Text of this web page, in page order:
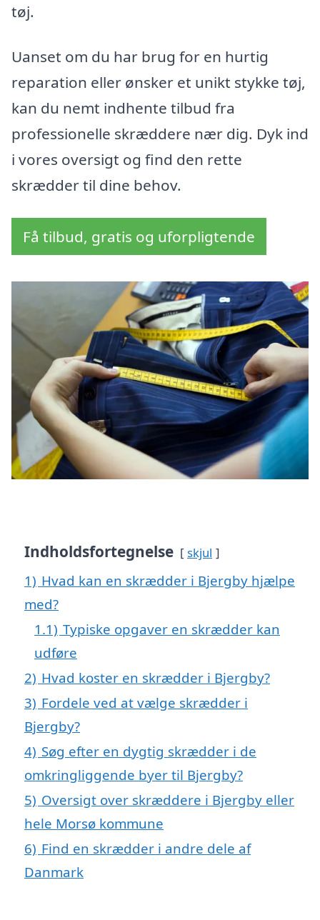
tøj.
Uanset om du har brug for en hurtig
reparation eller ønsker et unikt stykke tøj,
kan du nemt indhente tilbud fra
professionelle skræddere nær dig. Dyk ind
i vores oversigt og find den rette
skrædder til dine behov.
Få tilbud, gratis og uforpligtende
Indholdsfortegnelse skjul
1) Hvad kan en skrædder i Bjergby hjælpe
med?
1.1) Typiske opgaver en skrædder kan
udføre
2) Hvad koster en skrædder i Bjergby?
3) Fordele ved at vælge skrædder i
Bjergby?
4) Søg efter en dygtig skrædder i de
omkringliggende byer til Bjergby?
5) Oversigt over skræddere i Bjergby eller
hele Morsø kommune
6) Find en skrædder i andre dele af
Danmark